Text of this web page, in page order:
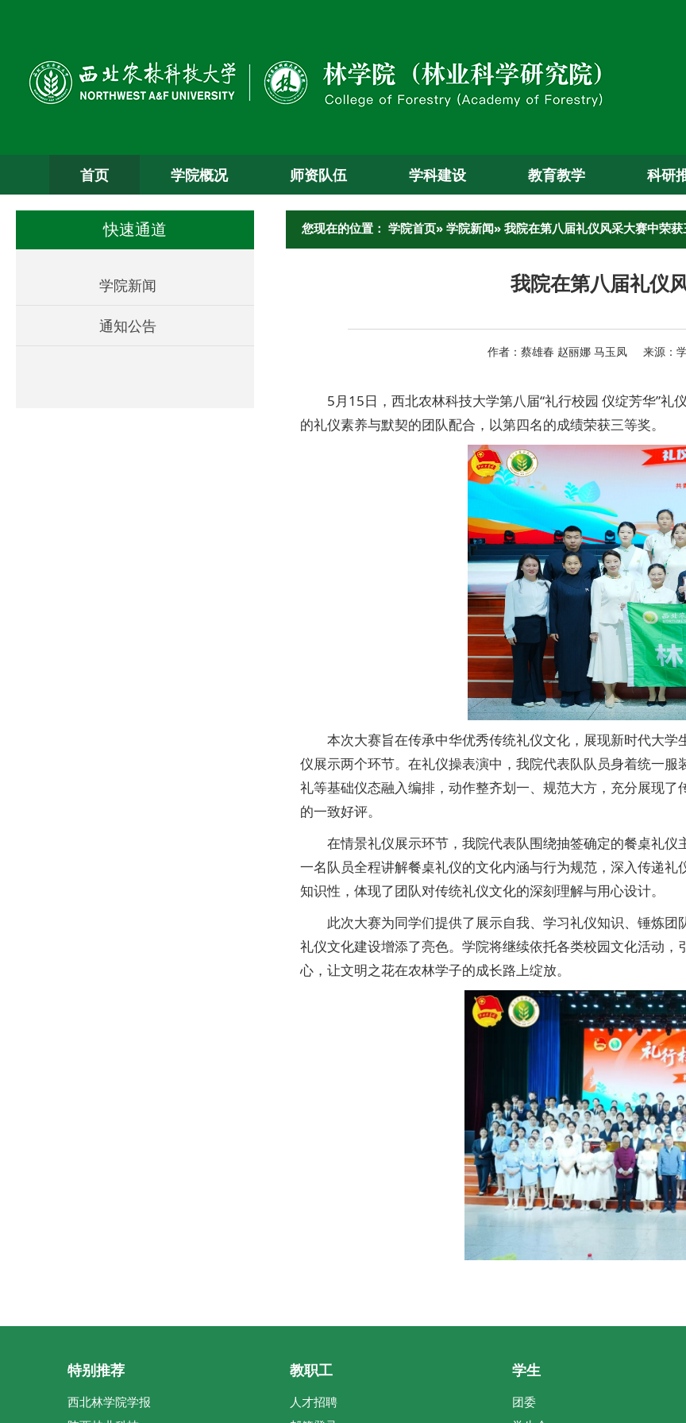
首页 学院概况 师资队伍 学科建设 教育教学 科研
快速通道
学院新闻
通知公告
您现在的位置： 学院首页» 学院新闻» 我院在第八届礼仪风采大赛中荣
我院在第八届礼仪
作者：蔡雄春 赵丽娜 马玉凤 来源：
5月15日，西北农林科技大学第八届“礼行校园 仪绽芳华”
的礼仪素养与默契的团队配合，以第四名的成绩荣获三等奖。
本次大赛旨在传承中华优秀传统礼仪文化，展现新时代大
仪展示两个环节。在礼仪操表演中，我院代表队队员身着统一
礼等基础仪态融入编排，动作整齐划一、规范大方，充分展现
的一致好评。
在情景礼仪展示环节，我院代表队围绕抽签确定的餐桌礼
一名队员全程讲解餐桌礼仪的文化内涵与行为规范，深入传递
知识性，体现了团队对传统礼仪文化的深刻理解与用心设计。
此次大赛为同学们提供了展示自我、学习礼仪知识、锤炼
礼仪文化建设增添了亮色。学院将继续依托各类校园文化活动
心，让文明之花在农林学子的成长路上绽放。
特别推荐
西北林学院学报
教职工
人才招聘
学生
团委